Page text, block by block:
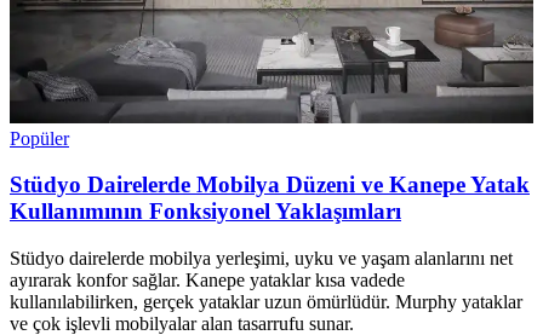
Popüler
Stüdyo Dairelerde Mobilya Düzeni ve Kanepe Yatak
Kullanımının Fonksiyonel Yaklaşımları
Stüdyo dairelerde mobilya yerleşimi, uyku ve yaşam alanlarını net
ayırarak konfor sağlar. Kanepe yataklar kısa vadede
kullanılabilirken, gerçek yataklar uzun ömürlüdür. Murphy yataklar
ve çok işlevli mobilyalar alan tasarrufu sunar.